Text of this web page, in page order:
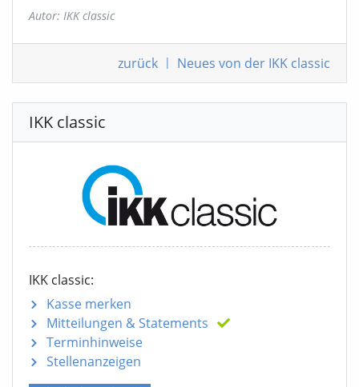
Autor: IKK classic
zurück | Neues von der IKK classic
IKK classic
IKK classic:
Kasse merken
Mitteilungen & Statements
Terminhinweise
Stellenanzeigen